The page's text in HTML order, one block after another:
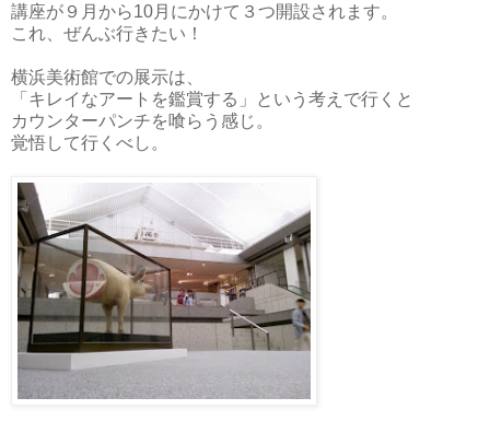
講座が９月から10月にかけて３つ開設されます。
これ、ぜんぶ行きたい！
横浜美術館での展示は、
「キレイなアートを鑑賞する」という考えで行くと
カウンターパンチを喰らう感じ。
覚悟して行くべし。